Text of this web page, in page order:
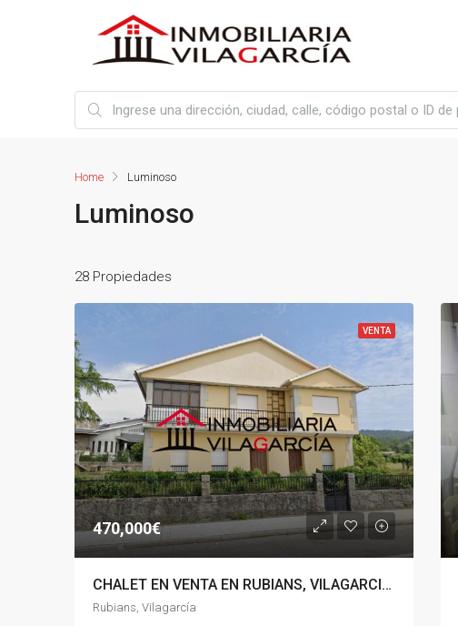
Home Luminoso
Luminoso
28 Propiedades
VENTA
470,000€
CHALET EN VENTA EN RUBIANS, VILAGARCIA DE AROUSA
Rubians, Vilagarcía